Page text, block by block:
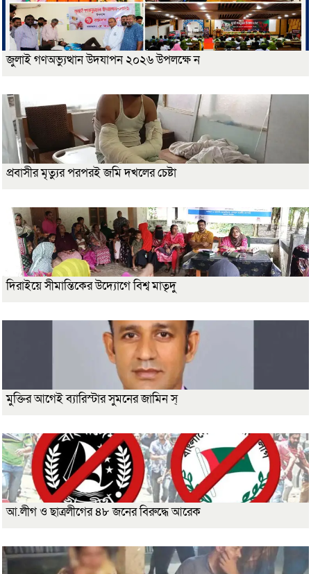
জুলাই গণঅভ্যুত্থান উদযাপন ২০২৬ উপলক্ষে ন
প্রবাসীর মৃত্যুর পরপরই জমি দখলের চেষ্টা
দিরাইয়ে সীমান্তিকের উদ্যোগে বিশ্ব মাতৃদু
মুক্তির আগেই ব্যারিস্টার সুমনের জামিন স্
আ.লীগ ও ছাত্রলীগের ৪৮ জনের বিরুদ্ধে আরেক